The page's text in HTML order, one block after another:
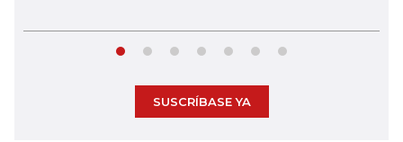
SUSCRÍBASE YA